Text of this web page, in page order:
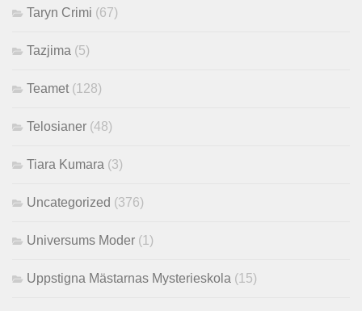
Taryn Crimi (67)
Tazjima (5)
Teamet (128)
Telosianer (48)
Tiara Kumara (3)
Uncategorized (376)
Universums Moder (1)
Uppstigna Mästarnas Mysterieskola (15)